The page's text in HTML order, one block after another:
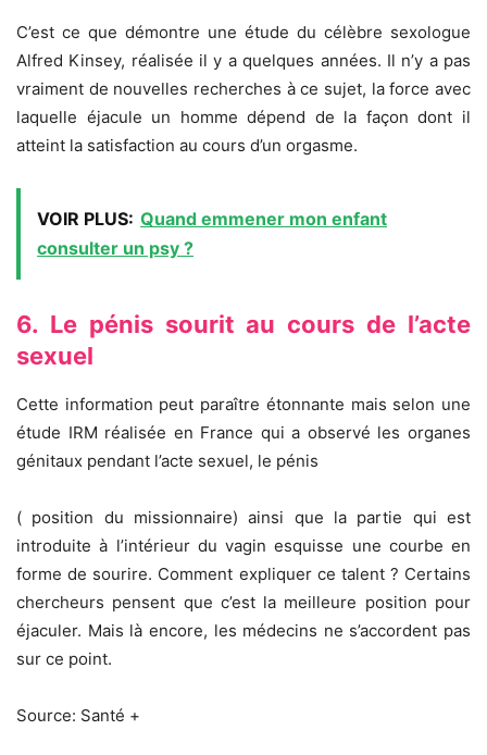
C’est ce que démontre une étude du célèbre sexologue
Alfred Kinsey, réalisée il y a quelques années. Il n’y a pas
vraiment de nouvelles recherches à ce sujet, la force avec
laquelle éjacule un homme dépend de la façon dont il
atteint la satisfaction au cours d’un orgasme.
VOIR PLUS: Quand emmener mon enfant
consulter un psy ?
6. Le pénis sourit au cours de l’acte
sexuel
Cette information peut paraître étonnante mais selon une
étude IRM réalisée en France qui a observé les organes
génitaux pendant l’acte sexuel, le pénis
( position du missionnaire) ainsi que la partie qui est
introduite à l’intérieur du vagin esquisse une courbe en
forme de sourire. Comment expliquer ce talent ? Certains
chercheurs pensent que c’est la meilleure position pour
éjaculer. Mais là encore, les médecins ne s’accordent pas
sur ce point.
Source: Santé +